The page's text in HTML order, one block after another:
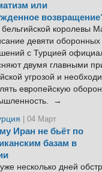
или
бельгийской королевы
девяти оборонных
с Турцией
двумя главными
угрозой и
европейскую
→
| 04 Март
Иран не бьёт по
базам в
несколько дней